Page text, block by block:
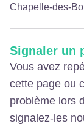
Chapelle-des-
Signaler un
Vous avez
cette page ou
problème lors
signalez-les